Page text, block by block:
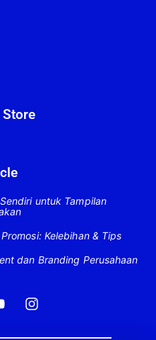
untuk Tampilan
Kelebihan & Tips
dan Branding Perusahaan
I
n